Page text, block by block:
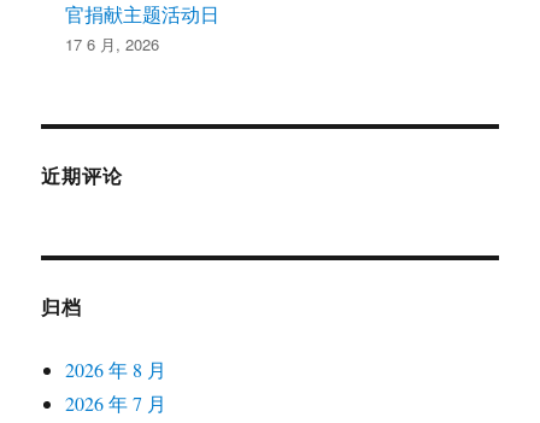
官捐献主题活动日
17 6 月, 2026
近期评论
归档
2026 年 8 月
2026 年 7 月